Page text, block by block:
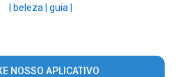
| beleza | guia |
NOSSO APLICATIVO